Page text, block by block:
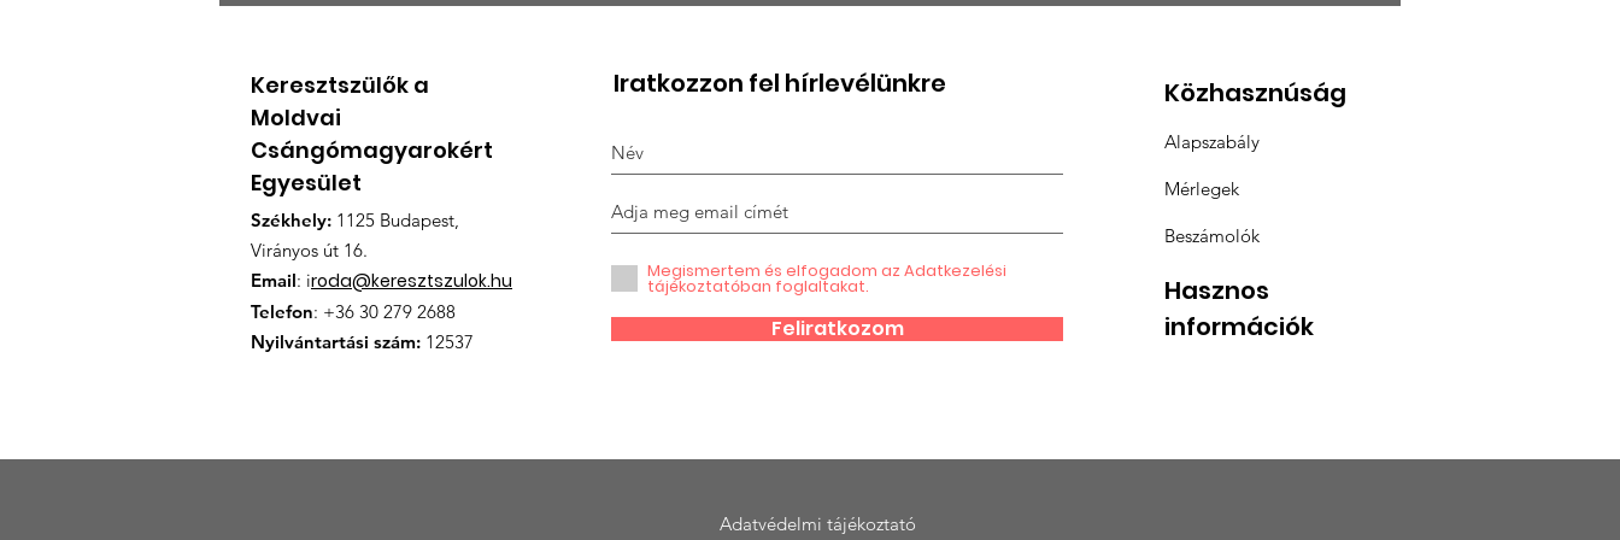
BESZÁMOLÓ A KEMCSE
KÖZGYÜLÉSÉRŐL
Halász Péterre
Gratulálunk a
Keresztszülők a
Moldvai
Csángómagyarokért
Egyesület
Székhely: 1125 Budapest,
Virányos út 16.
Email: iroda@keresztszulok.hu
Telefon: +36 30 279 2688
Nyilvántartási szám: 12537
Iratkozzon fel hírlevélünkre
Megismertem és elfogadom az Adatkezelési
tájékoztatóban foglaltakat.
Feliratkozom
Közhasznúság
Alapszabály
Mérlegek
Beszámolók
Hasznos
információk
Adatvédelmi tájékoztató